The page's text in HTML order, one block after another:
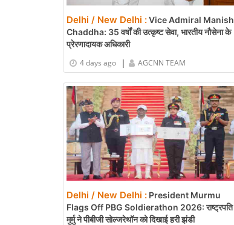
Delhi / New Delhi :Vice Admiral Manish
Chaddha: 35 वर्षों की उत्कृष्ट सेवा, भारतीय नौसेना के
प्रेरणादायक अधिकारी
4 days ago
| AGCNN TEAM
Delhi / New Delhi : President Murmu
Flags Off PBG Soldierathon 2026: राष्ट्रपति
मुर्मु ने पीबीजी सोल्जरेथॉन को दिखाई हरी झंडी